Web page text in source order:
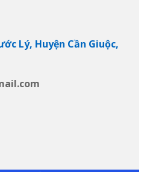
Lý, Huyện Cần Giuộc,